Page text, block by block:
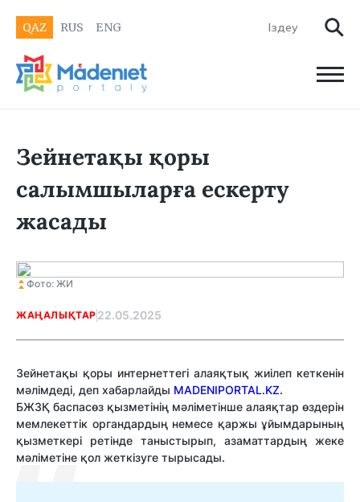
QAZ RUS ENG
Зейнетақы қоры
салымшыларға ескерту
жасады
Фото: ЖИ
ЖАҢАЛЫҚТАР 22.05.2025
Зейнетақы қоры интернеттегі алаяқтық жиілеп кеткенін
мәлімдеді, деп хабарлайды MADENIPORTAL.KZ.
БЖЗҚ баспасөз қызметінің мәліметінше алаяқтар өздерін
мемлекеттік органдардың немесе қаржы ұйымдарының
қызметкері ретінде таныстырып, азаматтардың жеке
мәліметіне қол жеткізуге тырысады.